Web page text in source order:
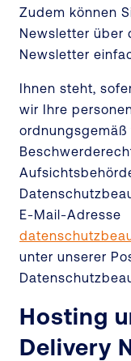
Zudem können
Newsletter über
Newsletter
Ihnen steht,
wir Ihre
ordnungsgemäß
E-Mail-Adresse
unter unserer
Hosting
Delivery